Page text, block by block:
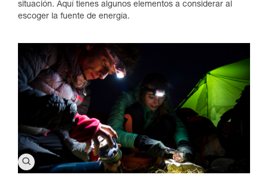
situación. Aquí tienes algunos elementos a considerar al
escoger la fuente de energía.